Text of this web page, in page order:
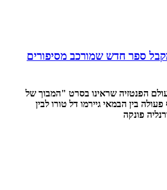
ספר חדש שמורכב מסיפורים
הפנטזיה שראינו בסרט "המבוך של
בין הבמאי גיירמו דל טורו לבין
פונקה